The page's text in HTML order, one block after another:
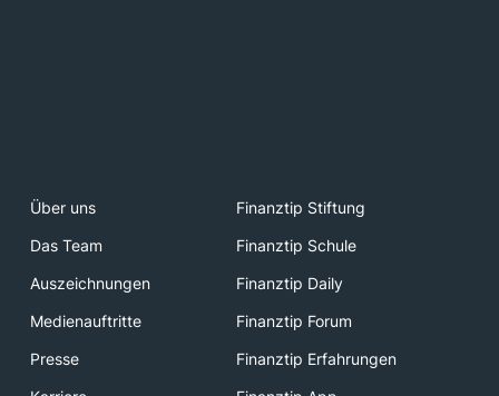
Über uns
Finanztip Stiftung
Das Team
Finanztip Schule
Auszeichnungen
Finanztip Daily
Medienauftritte
Finanztip Forum
Presse
Finanztip Erfahrungen